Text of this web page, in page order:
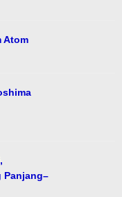
Atom
Panjang–